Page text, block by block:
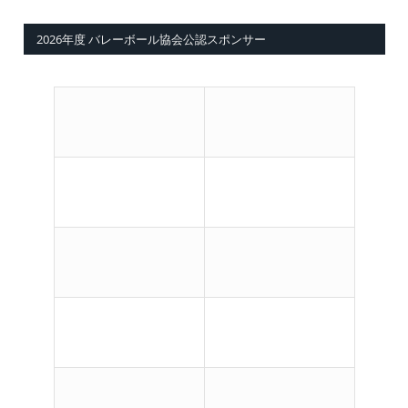
2026年度 バレーボール協会公認スポンサー